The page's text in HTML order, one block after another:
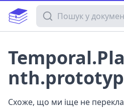
Пошук у документації
Схоже, що ми іще не